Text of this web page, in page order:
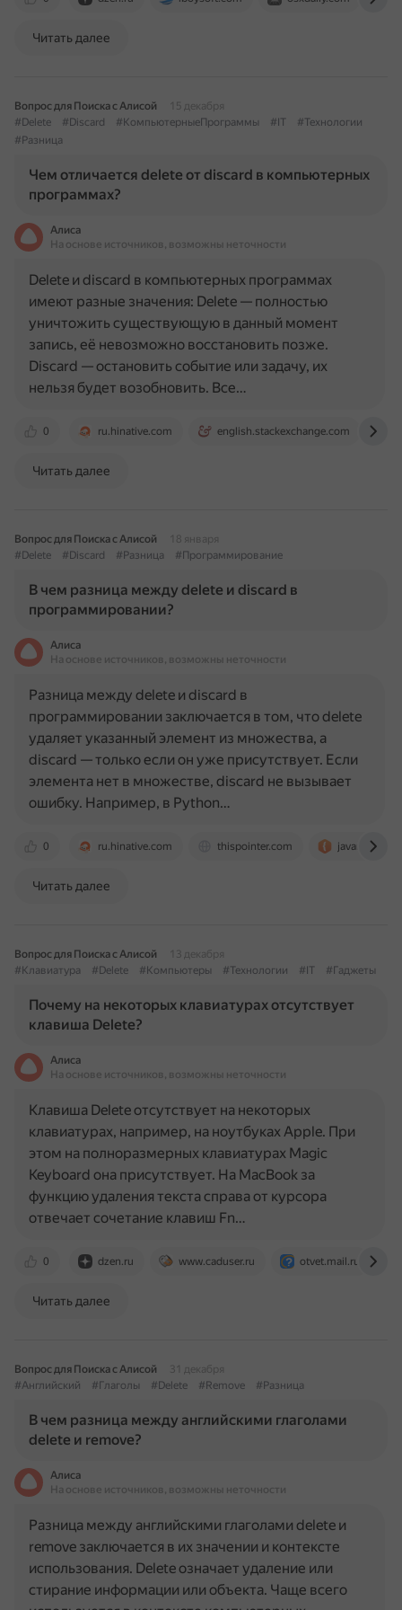
Читать далее
Вопрос для Поиска с Алисой
15 декабря
#Delete
#Discard #КомпьютерныеПрограммы #IT
#Технологии
#Разница
Чем отличается delete от discard в компьютерных
программах?
Алиса
На основе источников, возможны неточности
0 ru.hinative.com english.stackexchange.com
Delete и discard в компьютерных программах
имеют разные значения: Delete — полностью
уничтожить существующую в данный момент
запись, её невозможно восстановить позже.
Discard — остановить событие или задачу, их
нельзя будет возобновить. Все…
Читать далее
Вопрос для Поиска с Алисой
18 января
#Delete
#Discard #Разница #Программирование
В чем разница между delete и discard в
программировании?
Алиса
На основе источников, возможны неточности
0 ru.hinative.com thispointer.com javarush.com
Разница между delete и discard в
программировании заключается в том, что delete
удаляет указанный элемент из множества, а
discard — только если он уже присутствует. Если
элемента нет в множестве, discard не вызывает
ошибку. Например, в Python…
Читать далее
Вопрос для Поиска с Алисой
13 декабря
#Клавиатура
#Delete #Компьютеры #Технологии #IT #Гаджеты
Почему на некоторых клавиатурах отсутствует
клавиша Delete?
Алиса
На основе источников, возможны неточности
0 dzen.ru www.caduser.ru otvet.mail.ru
Клавиша Delete отсутствует на некоторых
клавиатурах, например, на ноутбуках Apple. При
этом на полноразмерных клавиатурах Magic
Keyboard она присутствует. На MacBook за
функцию удаления текста справа от курсора
отвечает сочетание клавиш Fn…
Читать далее
Вопрос для Поиска с Алисой
31 декабря
#Английский
#Глаголы #Delete #Remove #Разница
В чем разница между английскими глаголами
delete и remove?
Алиса
На основе источников, возможны неточности
Разница между английскими глаголами delete и
remove заключается в их значении и контексте
использования. Delete означает удаление или
стирание информации или объекта. Чаще всего